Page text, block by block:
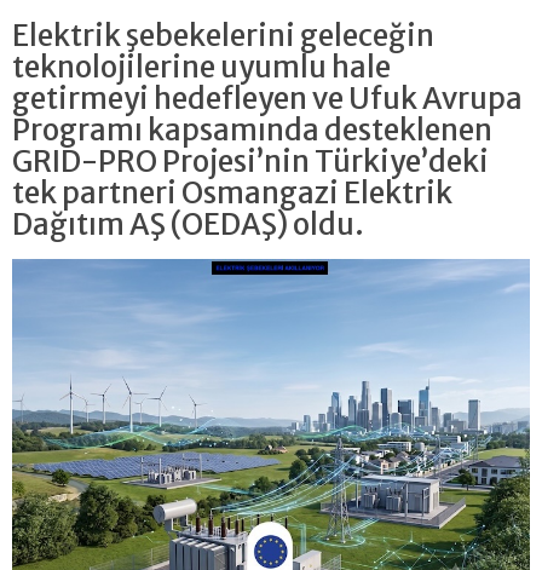
Elektrik şebekelerini geleceğin
teknolojilerine uyumlu hale
getirmeyi hedefleyen ve Ufuk Avrupa
Programı kapsamında desteklenen
GRID-PRO Projesi’nin Türkiye’deki
tek partneri Osmangazi Elektrik
Dağıtım AŞ (OEDAŞ) oldu.